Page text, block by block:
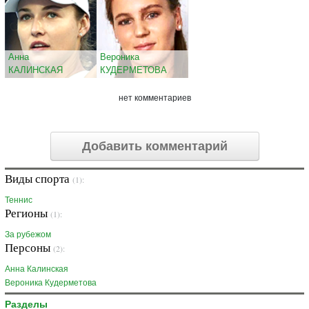
Анна
КАЛИНСКАЯ
Вероника
КУДЕРМЕТОВА
нет комментариев
Добавить комментарий
Виды спорта (1):
Теннис
Регионы (1):
За рубежом
Персоны (2):
Анна Калинская
Вероника Кудерметова
Разделы